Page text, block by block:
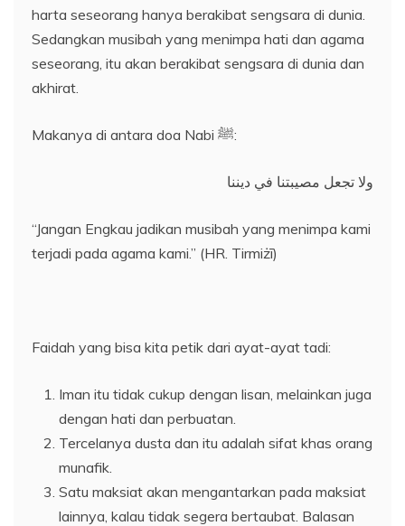
harta seseorang hanya berakibat sengsara di dunia.
Sedangkan musibah yang menimpa hati dan agama
seseorang, itu akan berakibat sengsara di dunia dan
akhirat.
Makanya di antara doa Nabi ﷺ:
ولا تجعل مصيبتنا في ديننا
“Jangan Engkau jadikan musibah yang menimpa kami
terjadi pada agama kami.” (HR. Tirmiżī)
Faidah yang bisa kita petik dari ayat-ayat tadi:
Iman itu tidak cukup dengan lisan, melainkan juga
dengan hati dan perbuatan.
Tercelanya dusta dan itu adalah sifat khas orang
munafik.
Satu maksiat akan mengantarkan pada maksiat
lainnya, kalau tidak segera bertaubat. Balasan